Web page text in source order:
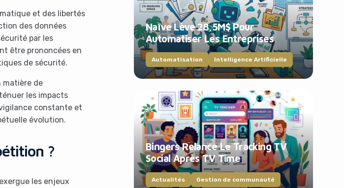
et des libertés
des données
par les
être prononcées en
de sécurité.
matière de
les impacts
constante et
évolution.
?
les enjeux
Naïve Lève 28,5M$ Pour
Automatiser Les Entreprises
Automatisation Intelligence Artificielle
Bingers Relance Le Tracking TV
Social Après TV Time
Actualités Gestion de communauté
an ad-blocker!